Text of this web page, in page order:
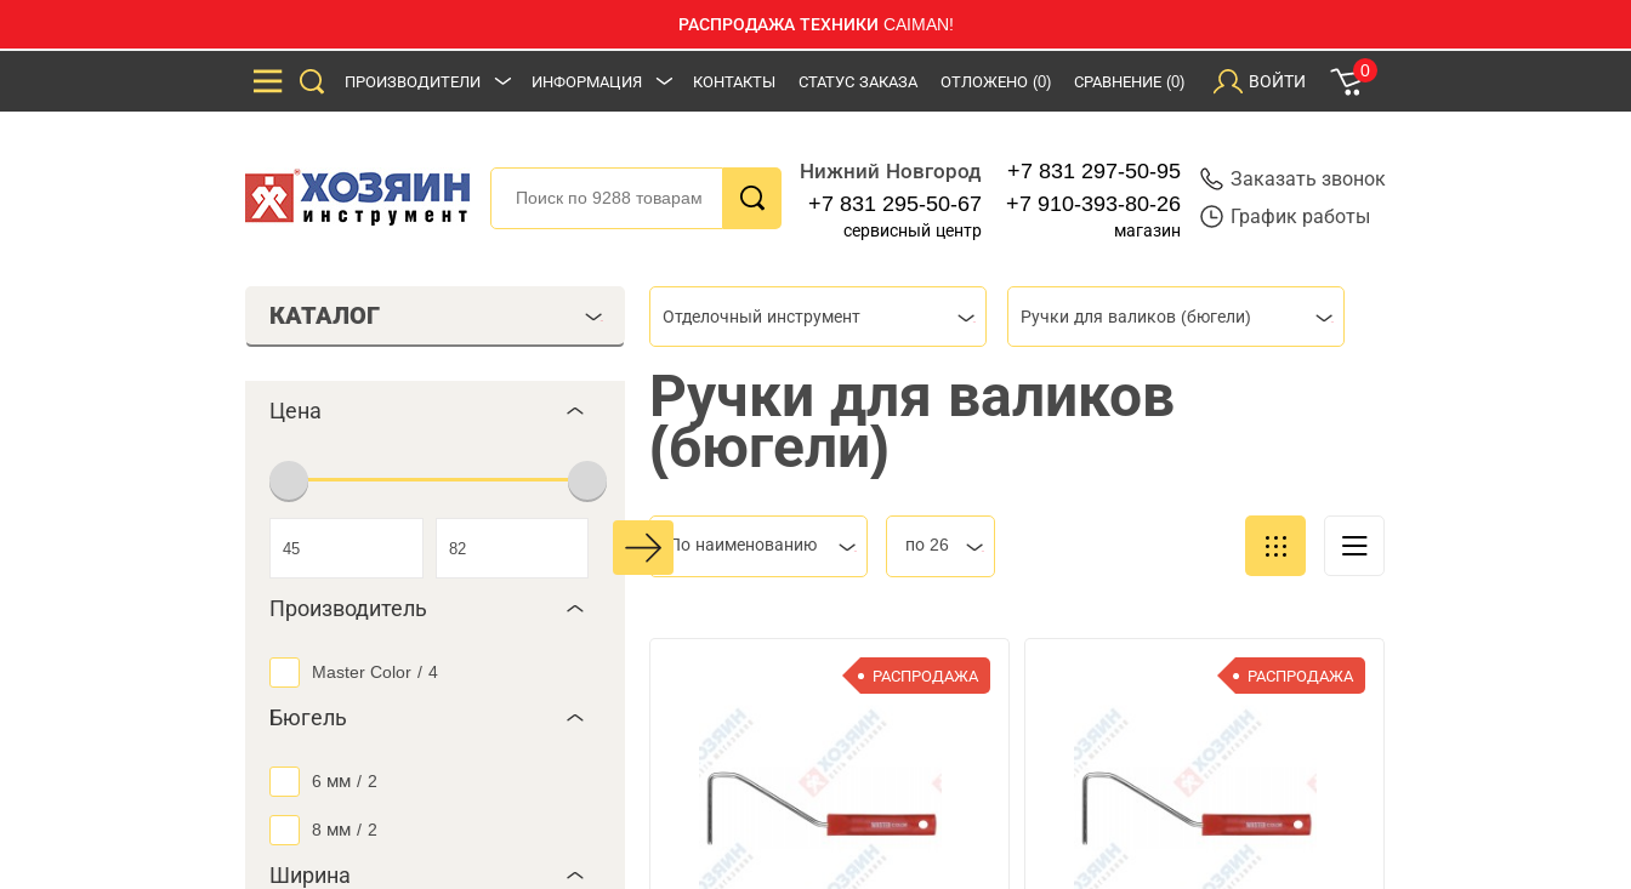
РАСПРОДАЖА ТЕХНИКИ CAIMAN!
ПРОИЗВОДИТЕЛИ ИНФОРМАЦИЯ КОНТАКТЫ СТАТУС ЗАКАЗА ОТЛОЖЕНО (0) СРАВНЕНИЕ (0) ВОЙТИ
0
Нижний Новгород
+7 831 295-50-67
сервисный центр
+7 831 297-50-95
+7 910-393-80-26
магазин
Заказать звонок
График работы
КАТАЛОГ
Цена
Производитель
Master Color / 4
Бюгель
6 мм / 2
8 мм / 2
Ширина
Отделочный инструмент Ручки для валиков (бюгели)
Ручки для валиков
(бюгели)
По наименованию по 26
РАСПРОДАЖА РАСПРОДАЖА